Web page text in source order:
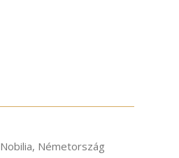
Nobilia, Németország